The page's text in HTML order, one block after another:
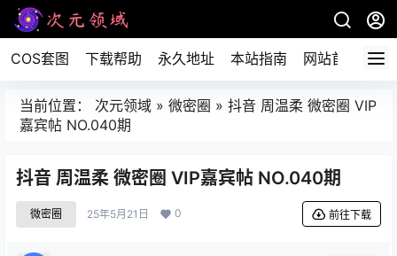
COS套图 下载帮助 永久地址 本站指南 网站首页
当前位置： 次元领域 » 微密圈 » 抖音 周温柔 微密圈 VIP
嘉宾帖 NO.040期
抖音 周温柔 微密圈 VIP嘉宾帖 NO.040期
微密圈 25年5月21日 0 前往下载